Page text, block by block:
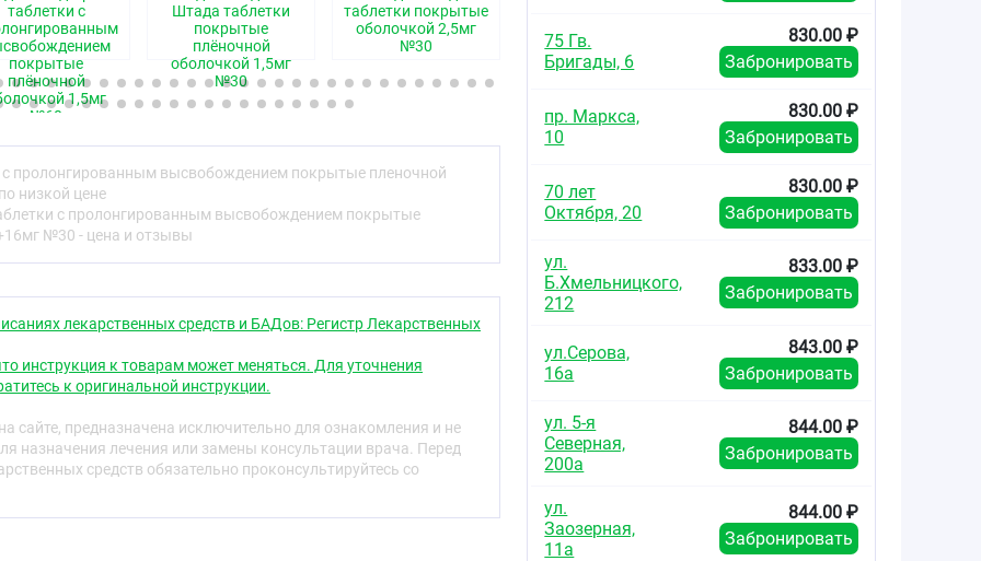
либо нежелательные реакции, обратитесь к лечащему
распространяется на любые возможные
том числе на не перечисленные в разделе 4 листка-
препарат Гипосарт ;И, и для чего его применяют.
приёмом препарата Гипосарт ;И.
;И.
реакции.
;И.
препарат Гипосарт ;И, и для чего
действующие вещества ;индапамид +
средство, действующее на ренин-ангиотензиновую
;ангиотензина ;II ;+ диуретик (мочегонное
таблетки с
покрытые
плёночной
1,5мг
№60
Штада таблетки
покрытые
плёночной
оболочкой 1,5мг
№30
таблетки покрытые
оболочкой 2,5мг
№30
оболочкой 2,5мг
№30
10мг+2,5мг+8мг
№30
с пролонгированным высвобождением покрытые пленочной
низкой цене
с пролонгированным высвобождением покрытые
№30 - цена и отзывы
лекарственных средств и БАДов: Регистр Лекарственных
инструкция к товарам может меняться. Для уточнения
к оригинальной инструкции.
сайте, предназначена исключительно для ознакомления и не
назначения лечения или замены консультации врача. Перед
средств обязательно проконсультируйтесь со
75 Гв.
Бригады, 6
830.00 ₽
Забронировать
пр. Маркса,
10
830.00 ₽
Забронировать
70 лет
Октября, 20
830.00 ₽
Забронировать
ул.
Б.Хмельницкого,
212
833.00 ₽
Забронировать
ул.Серова,
16а
843.00 ₽
Забронировать
ул. 5-я
Северная,
200а
844.00 ₽
Забронировать
ул.
Заозерная,
11а
844.00 ₽
Забронировать